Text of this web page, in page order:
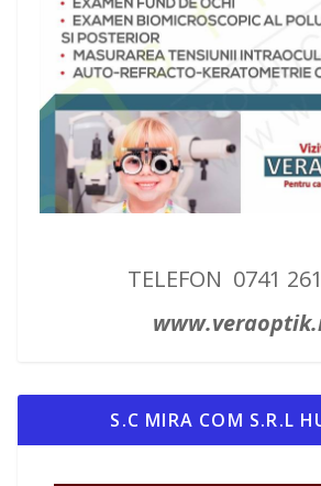
TELEFON 0741
S.C MIRA COM S.R.L